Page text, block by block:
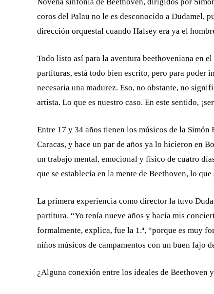
coros del Palau no le es desconocido a Dudamel,
dirección orquestal cuando Halsey era ya el
Todo listo así para la aventura beethoveniana en
partituras, está todo bien escrito, pero para poder
necesaria una madurez. Eso, no obstante, no
artista. Lo que es nuestro caso. En este sentido,
Entre 17 y 34 años tienen los músicos de la
Caracas, y hace un par de años ya lo hicieron en
un trabajo mental, emocional y físico de cuatro
que se establecía en la mente de Beethoven, lo
La primera experiencia como director la tuvo
partitura. “Yo tenía nueve años y hacía mis
formalmente, explica, fue la 1.ª, “porque es muy
niños músicos de campamentos con un buen fajo
¿Alguna conexión entre los ideales de Beethoven